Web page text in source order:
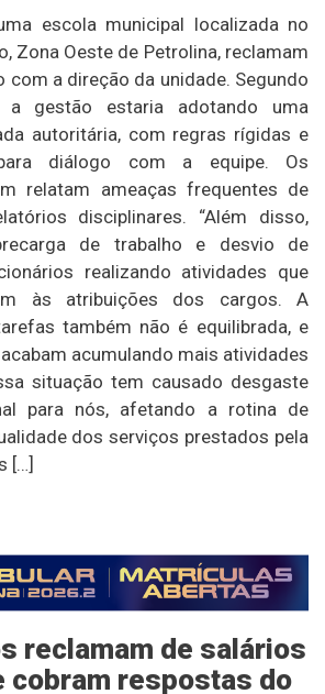
escola municipal localizada no
Zona Oeste de Petrolina, reclamam
com a direção da unidade. Segundo
a gestão estaria adotando uma
autoritária, com regras rígidas e
diálogo com a equipe. Os
relatam ameaças frequentes de
disciplinares. “Além disso,
de trabalho e desvio de
realizando atividades que
às atribuições dos cargos. A
também não é equilibrada, e
acumulando mais atividades
situação tem causado desgaste
para nós, afetando a rotina de
dos serviços prestados pela
[…]
reclamam de salários
cobram respostas do